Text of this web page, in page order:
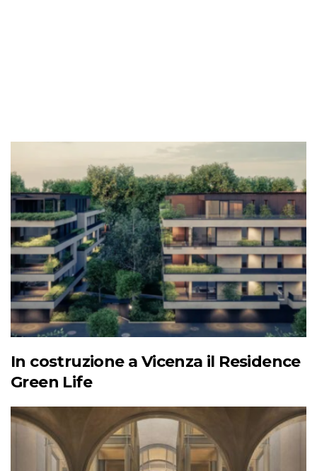
In costruzione a Vicenza il Residence
Green Life